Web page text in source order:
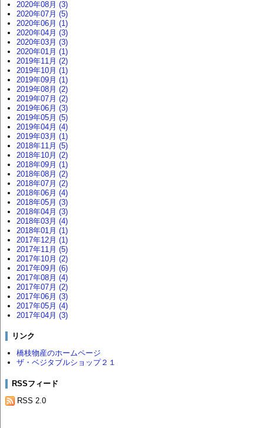
2020年08月 (3)
2020年07月 (5)
2020年06月 (1)
2020年04月 (3)
2020年03月 (3)
2020年01月 (1)
2019年11月 (2)
2019年10月 (1)
2019年09月 (1)
2019年08月 (2)
2019年07月 (2)
2019年06月 (3)
2019年05月 (5)
2019年04月 (4)
2019年03月 (1)
2018年11月 (5)
2018年10月 (2)
2018年09月 (1)
2018年08月 (2)
2018年07月 (2)
2018年06月 (4)
2018年05月 (3)
2018年04月 (3)
2018年03月 (4)
2018年01月 (1)
2017年12月 (1)
2017年11月 (5)
2017年10月 (2)
2017年09月 (6)
2017年08月 (4)
2017年07月 (2)
2017年06月 (3)
2017年05月 (4)
2017年04月 (3)
リンク
橋枝物産のホームページ
ザ・ベジタブルショップ２１
RSSフィード
RSS 2.0